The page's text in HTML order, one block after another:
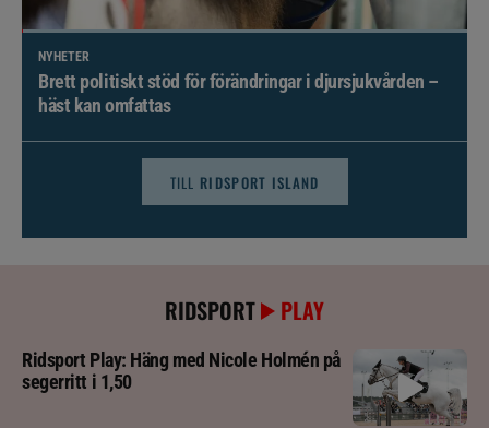
NYHETER
Brett politiskt stöd för förändringar i djursjukvården –
häst kan omfattas
TILL RIDSPORT ISLAND
RIDSPORT PLAY
Ridsport Play: Häng med Nicole Holmén på
segerritt i 1,50